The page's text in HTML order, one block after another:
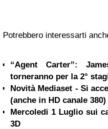
Potrebbero interessarti
“Agent Carter”:
torneranno per la 2°
Novità Mediaset - Si
(anche in HD canale 380)
Mercoledi 1 Luglio sui
3D